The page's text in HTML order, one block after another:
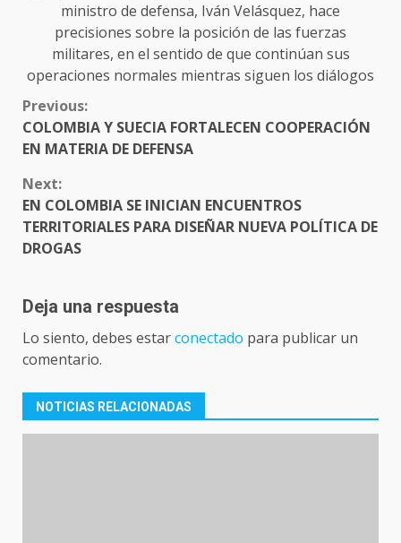
ministro de defensa, Iván Velásquez, hace
precisiones sobre la posición de las fuerzas
militares, en el sentido de que continúan sus
operaciones normales mientras siguen los diálogos
CONTINUE
READING
Previous:
COLOMBIA Y SUECIA FORTALECEN COOPERACIÓN
EN MATERIA DE DEFENSA
Next:
EN COLOMBIA SE INICIAN ENCUENTROS
TERRITORIALES PARA DISEÑAR NUEVA POLÍTICA DE
DROGAS
Deja una respuesta
Lo siento, debes estarconectado para publicar un
comentario.
NOTICIAS RELACIONADAS